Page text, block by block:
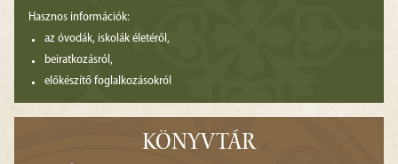
Hasznos információk:
az óvodák, iskolák életéről,
beiratkozásról,
előkészítő foglalkozásokról
KÖNYVTÁR